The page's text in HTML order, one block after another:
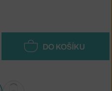
DO KOŠÍKU